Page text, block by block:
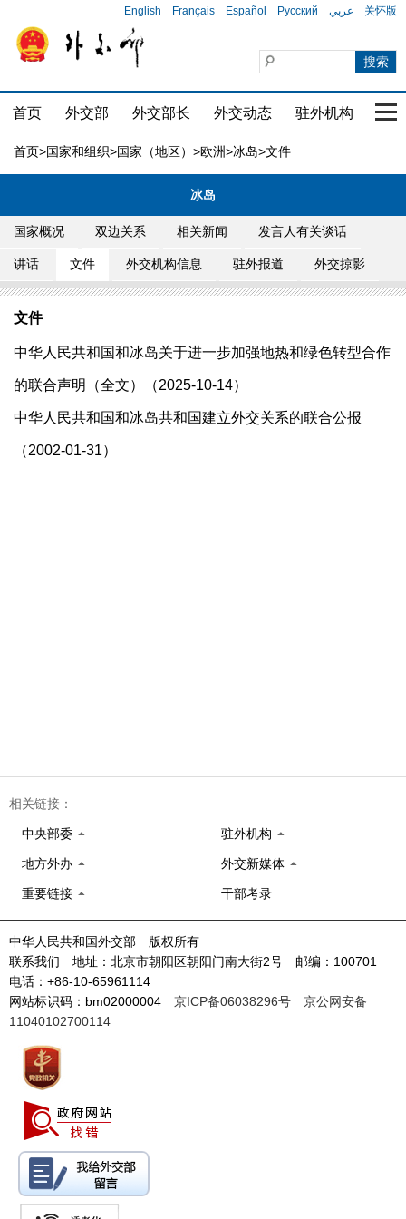
English Français Español Русский عربي 关怀版
首页 外交部 外交部长 外交动态 驻外机构 国
首页>国家和组织>国家（地区） >欧洲>冰岛>文件
冰岛
国家概况 双边关系 相关新闻 发言人有关谈话
讲话 文件 外交机构信息 驻外报道 外交掠影
文件
中华人民共和国和冰岛关于进一步加强地热和绿色转型合作
的联合声明（全文）（2025-10-14）
中华人民共和国和冰岛共和国建立外交关系的联合公报
（2002-01-31）
相关链接：
中央部委 驻外机构
地方外办 外交新媒体
重要链接 干部考录
中华人民共和国外交部 版权所有
联系我们 地址：北京市朝阳区朝阳门南大街2号 邮编：100701
电话：+86-10-65961114
网站标识码：bm02000004 京ICP备06038296号
京公网安备
11040102700114